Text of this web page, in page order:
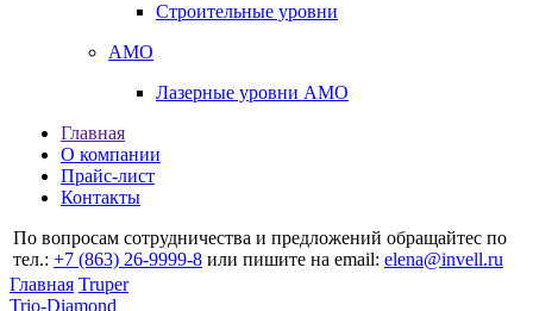
Строительные уровни
AMO
Лазерные уровни AMO
Главная
О компании
Прайс-лист
Контакты
По вопросам сотрудничества и предложений обращайтес по
тел.: +7 (863) 26‐9999‐8 или пишите на email: elena@invell.ru
Главная Truper
Trio-Diamond